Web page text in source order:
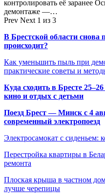
контролировать её заранее
демонтаже —…
Prev Next 1 из 3
В Брестской области
происходит?
Как уменьшить пыль при
практические советы и
Куда сходить в Бресте
кино и отдых с детьми
Поезд Брест — Минск с 4
современный электропоезд
Электросамокат с сиденьем:
Перестройка квартиры в
ремонта
Плоская крыша в частном
лучше черепицы